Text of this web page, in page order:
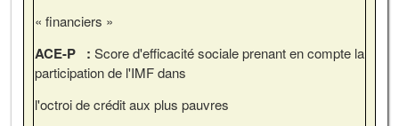
« financiers »
ACE-P : Score d'efficacité sociale prenant en compte la
participation de l'IMF dans
l'octroi de crédit aux plus pauvres